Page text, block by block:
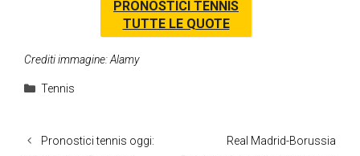
PRONOSTICI TENNIS
TUTTE LE QUOTE
Crediti immagine: Alamy
Categorie
Tennis
Pronostici tennis oggi:
Real Madrid-Borussia